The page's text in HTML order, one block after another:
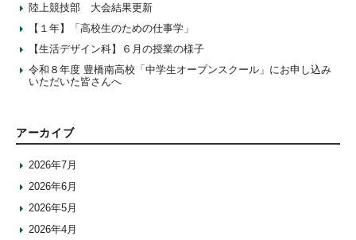
陸上競技部 大会結果更新
【１年】「高校生のための仕事学」
【生活デザイン科】６月の授業の様子
令和８年度 豊橋南高校「中学生オープンスクール」にお申し込み
いただいた皆さんへ
アーカイブ
2026年7月
2026年6月
2026年5月
2026年4月